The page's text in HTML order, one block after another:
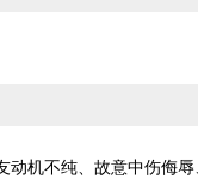
动机不纯、故意中伤侮